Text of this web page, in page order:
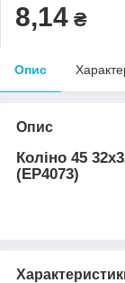
8,14 ₴
Опис
Опис
Коліно 45
(EP4073)